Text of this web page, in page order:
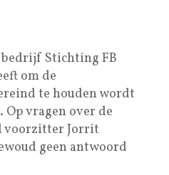
Stichting FB
om de
te houden wordt
vragen over de
voorzitter Jorrit
geen antwoord